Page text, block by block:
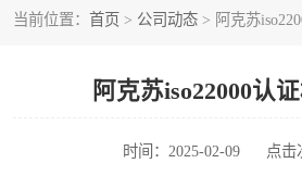
当前位置： 首页 > 公司动态 > 阿克苏
阿克苏iso22000认
时间：2025-02-09 点击
45001认证